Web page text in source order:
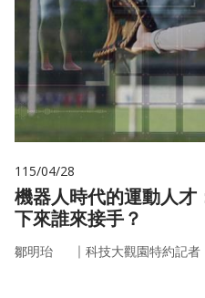
115/04/28
機器人時代的運動人才
下來誰來接手？
鄒明珆 ｜ 科技大觀園特約記者